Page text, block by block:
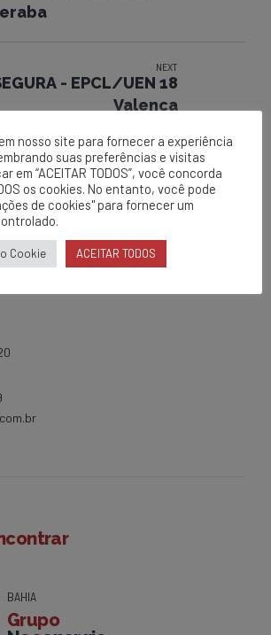
NEXT
- EPCL/UEN 18
Valença
BAHIA
Grupo
nosso site para fornecer a experiência
suas preferências e visitas
em “ACEITAR TODOS”, você concorda
os cookies. No entanto, você pode
de cookies" para fornecer um
Cookie ACEITAR TODOS